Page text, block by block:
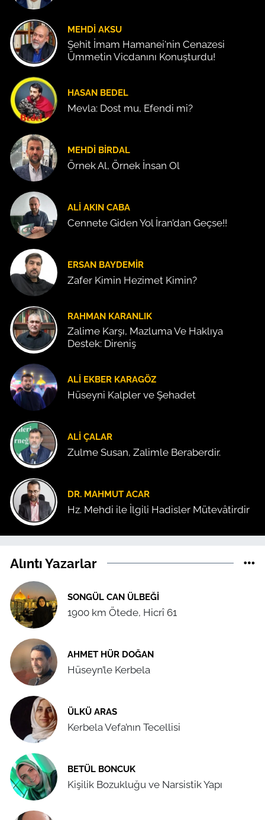
MEHDI AKSU
Şehit İmam Hamanei'nin Cenazesi
Ümmetin Vicdanını Konuşturdu!
HASAN BEDEL
Mevla: Dost mu, Efendi mi?
MEHDI BIRDAL
Örnek Al, Örnek İnsan Ol
ALI AKIN CABA
Cennete Giden Yol İran’dan Geçse!!
ERSAN BAYDEMIR
Zafer Kimin Hezimet Kimin?
RAHMAN KARANLIK
Zalime Karşı, Mazluma Ve Haklıya
Destek: Direniş
ALI EKBER KARAGÖZ
Hüseyni Kalpler ve Şehadet
ALI ÇALAR
Zulme Susan, Zalimle Beraberdir.
DR. MAHMUT ACAR
Hz. Mehdi ile İlgili Hadisler Mütevâtirdir
Alıntı Yazarlar
SONGÜL CAN ÜLBEĞI
1900 km Ötede, Hicrî 61
AHMET HÜR DOĞAN
Hüseyn’le Kerbela
ÜLKÜ ARAS
Kerbela Vefa’nın Tecellisi
BETÜL BONCUK
Kişilik Bozukluğu ve Narsistik Yapı